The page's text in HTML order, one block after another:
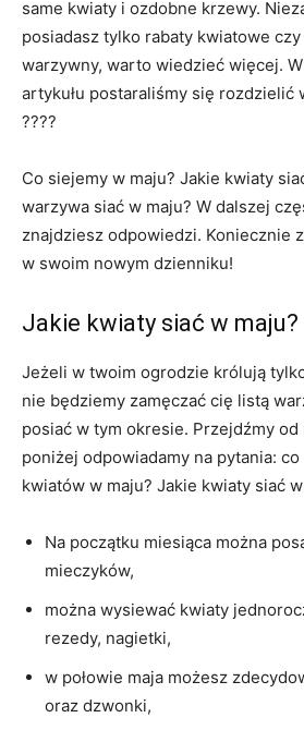
same kwiaty i ozdobne krzewy.
posiadasz tylko rabaty kwiatowe
warzywny, warto wiedzieć więcej.
artykułu postaraliśmy się rozdzielić
????
Co siejemy w maju? Jakie kwiaty
warzywa siać w maju? W dalszej
znajdziesz odpowiedzi. Koniecznie
w swoim nowym dzienniku!
Jakie kwiaty siać w maju?
Jeżeli w twoim ogrodzie królują
nie będziemy zamęczać cię listą
posiać w tym okresie. Przejdźmy
poniżej odpowiadamy na pytania:
kwiatów w maju? Jakie kwiaty siać
Na początku miesiąca można
mieczyków,
można wysiewać kwiaty
rezedy, nagietki,
w połowie maja możesz
oraz dzwonki,